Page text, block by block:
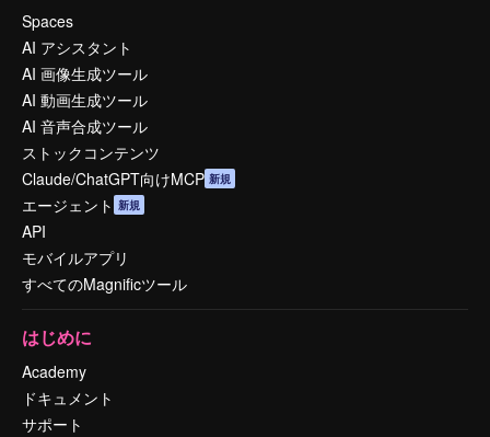
Spaces
AI アシスタント
AI 画像生成ツール
AI 動画生成ツール
AI 音声合成ツール
ストックコンテンツ
Claude/ChatGPT向けMCP 新規
エージェント 新規
API
モバイルアプリ
すべてのMagnificツール
はじめに
Academy
ドキュメント
サポート